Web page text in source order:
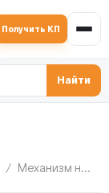
Получить КП
Найти
Механизм натяжения цепи левый MEKA MB 2.0, 1008692/L